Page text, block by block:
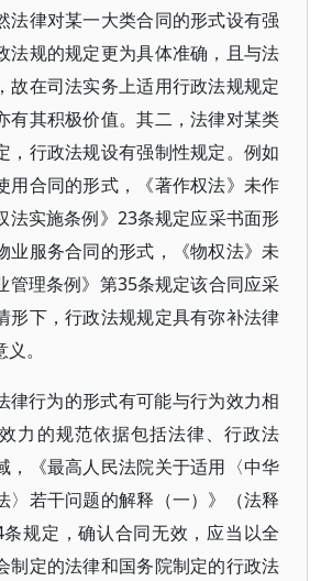
法律对某一大类合同的形式设有强
法规的规定更为具体准确，且与法
故在司法实务上适用行政法规规定
有其积极价值。其二，法律对某类
，行政法规设有强制性规定。例如
用合同的形式，《著作权法》未作
法实施条例》23条规定应采书面形
业服务合同的形式，《物权法》未
管理条例》第35条规定该合同应采
形下，行政法规规定具有弥补法律
。
律行为的形式有可能与行为效力相
力的规范依据包括法律、行政法
，《最高人民法院关于适用〈中华
〉若干问题的解释（一）》（法释
规定，确认合同无效，应当以全
制定的法律和国务院制定的行政法